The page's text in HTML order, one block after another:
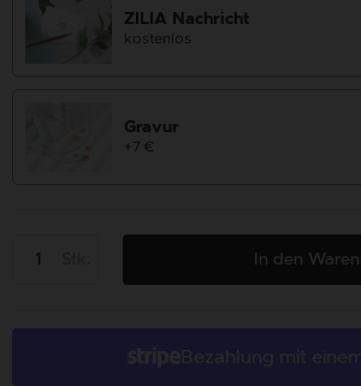
ZILIA Nachricht
kostenlos
Gravur
+7 €
In den